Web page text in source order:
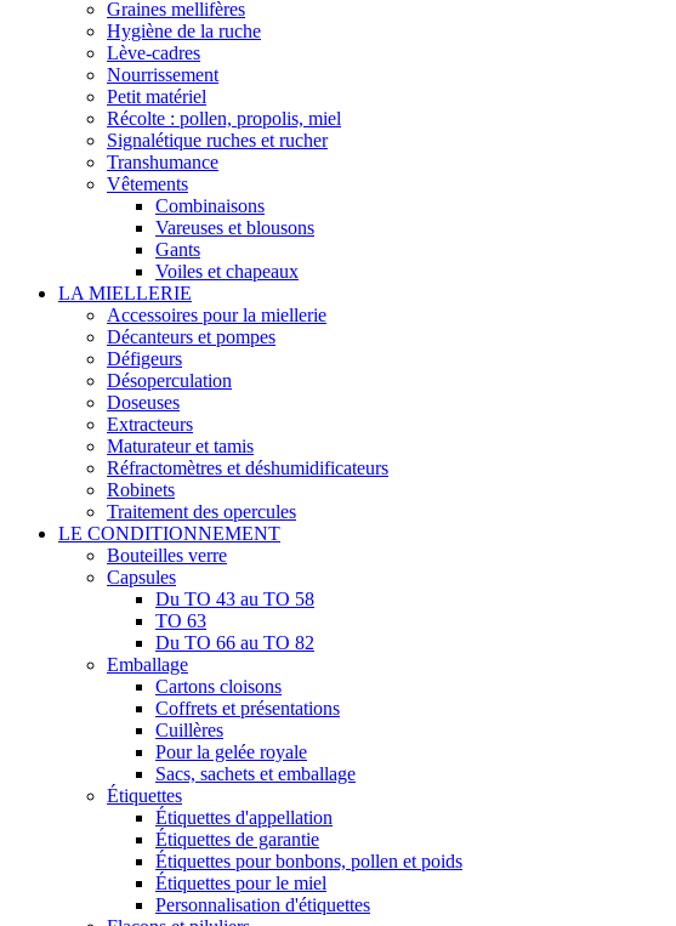
Graines mellifères
Hygiène de la ruche
Lève-cadres
Nourrissement
Petit matériel
Récolte : pollen, propolis, miel
Signalétique ruches et rucher
Transhumance
Vêtements
Combinaisons
Vareuses et blousons
Gants
Voiles et chapeaux
LA MIELLERIE
Accessoires pour la miellerie
Décanteurs et pompes
Défigeurs
Désoperculation
Doseuses
Extracteurs
Maturateur et tamis
Réfractomètres et déshumidificateurs
Robinets
Traitement des opercules
LE CONDITIONNEMENT
Bouteilles verre
Capsules
Du TO 43 au TO 58
TO 63
Du TO 66 au TO 82
Emballage
Cartons cloisons
Coffrets et présentations
Cuillères
Pour la gelée royale
Sacs, sachets et emballage
Étiquettes
Étiquettes d'appellation
Étiquettes de garantie
Étiquettes pour bonbons, pollen et poids
Étiquettes pour le miel
Personnalisation d'étiquettes